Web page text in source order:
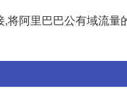
阿里巴巴公有域流